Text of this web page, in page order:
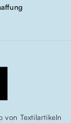
von Textilartikeln